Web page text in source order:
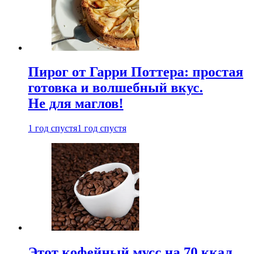
Пирог от Гарри Поттера: простая
готовка и волшебный вкус.
Не для маглов!
1 год спустя1 год спустя